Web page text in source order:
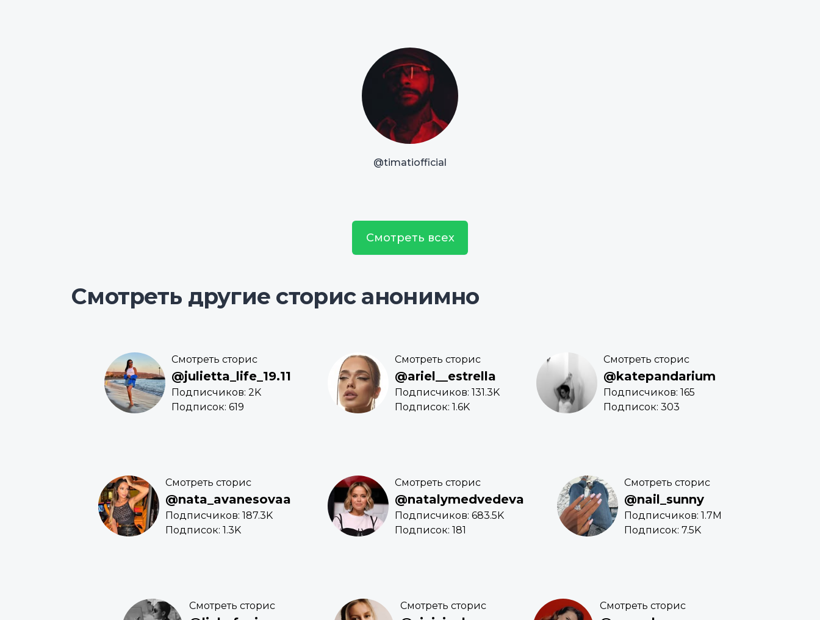
@timatiofficial
Смотреть всех
Смотреть другие сторис анонимно
Смотреть сторис
@julietta_life_19.11
Подписчиков: 2K
Подписок: 619
Смотреть сторис
@ariel__estrella
Подписчиков: 131.3K
Подписок: 1.6K
Смотреть сторис
@katepandarium
Подписчиков: 165
Подписок: 303
Смотреть сторис
@nata_avanesovaa
Подписчиков: 187.3K
Подписок: 1.3K
Смотреть сторис
@natalymedvedeva
Подписчиков: 683.5K
Подписок: 181
Смотреть сторис
@nail_sunny
Подписчиков: 1.7M
Подписок: 7.5K
Смотреть сторис Смотреть сторис Смотреть сторис